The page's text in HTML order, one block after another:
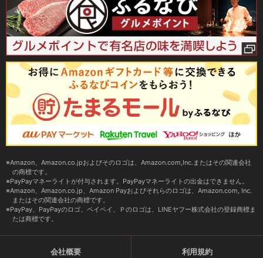
Amazon、Amazon.co.jpおよびそのロゴは、Amazon.com,Inc.またはその関連会社
の商標です。
PayPayマネーライトが付与されます。PayPayマネーライトの出金はできません。
Amazon、Amazon.co.jp、Amazon Payおよびそれらのロゴは、Amazon.com, Inc.
またはその関連会社の商標です。
PayPay、PayPayのロゴ、ペイペイ、Ｐのロゴは、LINEヤフー株式会社の登録商標ま
たは商標です。
会社概要 利用規約